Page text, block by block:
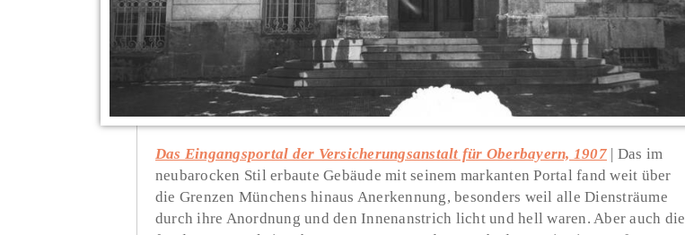
Das Eingangsportal der Versicherungsanstalt für Oberbayern, 1907
Das im
neubarocken Stil erbaute Gebäude mit seinem markanten Portal fand weit über
die Grenzen Münchens hinaus Anerkennung, besonders weil alle Diensträume
durch ihre Anordnung und den Innenanstrich licht und hell waren. Aber auch die